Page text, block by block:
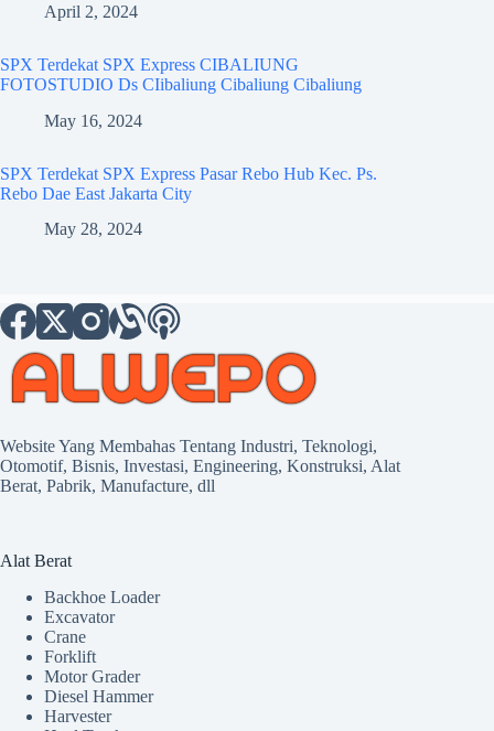
April 2, 2024
SPX Terdekat SPX Express CIBALIUNG
FOTOSTUDIO Ds CIibaliung Cibaliung Cibaliung
May 16, 2024
SPX Terdekat SPX Express Pasar Rebo Hub Kec. Ps.
Rebo Dae East Jakarta City
May 28, 2024
Website Yang Membahas Tentang Industri, Teknologi,
Otomotif, Bisnis, Investasi, Engineering, Konstruksi, Alat
Berat, Pabrik, Manufacture, dll
Alat Berat
Backhoe Loader
Excavator
Crane
Forklift
Motor Grader
Diesel Hammer
Harvester